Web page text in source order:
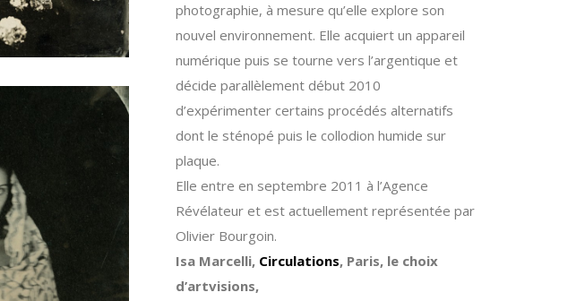
photographie, à mesure qu’elle explore son
nouvel environnement. Elle acquiert un appareil
numérique puis se tourne vers l’argentique et
décide parallèlement début 2010
d’expérimenter certains procédés alternatifs
dont le sténopé puis le collodion humide sur
plaque.
Elle entre en septembre 2011 à l’Agence
Révélateur et est actuellement représentée par
Olivier Bourgoin.
Isa Marcelli, Circulations, Paris, le choix
d’artvisions,